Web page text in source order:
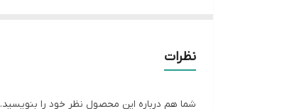
k61A
25 سانتی متر
نظرات
شما هم درباره این محصول نظر خود را بنویسید.